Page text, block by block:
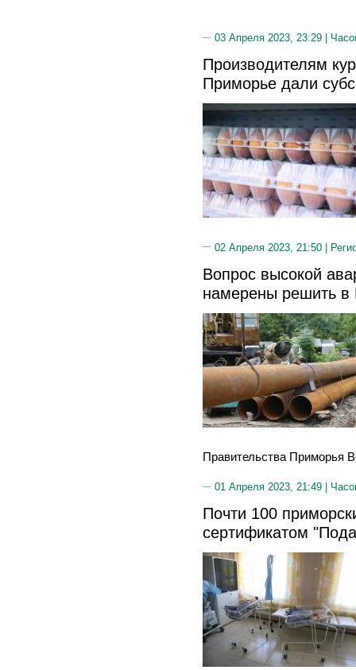
03 Апреля 2023, 23:29 |
Производителям
Приморье дали
02 Апреля 2023, 21:50 |
Вопрос высокой
намерены решить в
Правительства Приморья
01 Апреля 2023, 21:49 |
Почти 100
сертификатом